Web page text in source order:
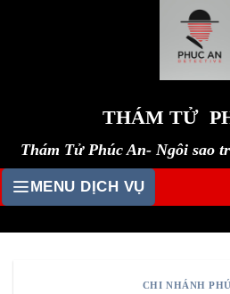
THÁM TỬ
Thám Tử Phúc An- Ngôi sao
MENU DỊCH VỤ
CHI NHÁNH